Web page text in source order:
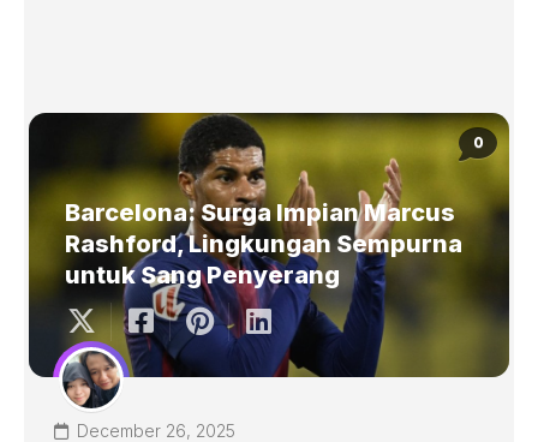
0
Barcelona: Surga Impian Marcus
Rashford, Lingkungan Sempurna
untuk Sang Penyerang
December 26, 2025